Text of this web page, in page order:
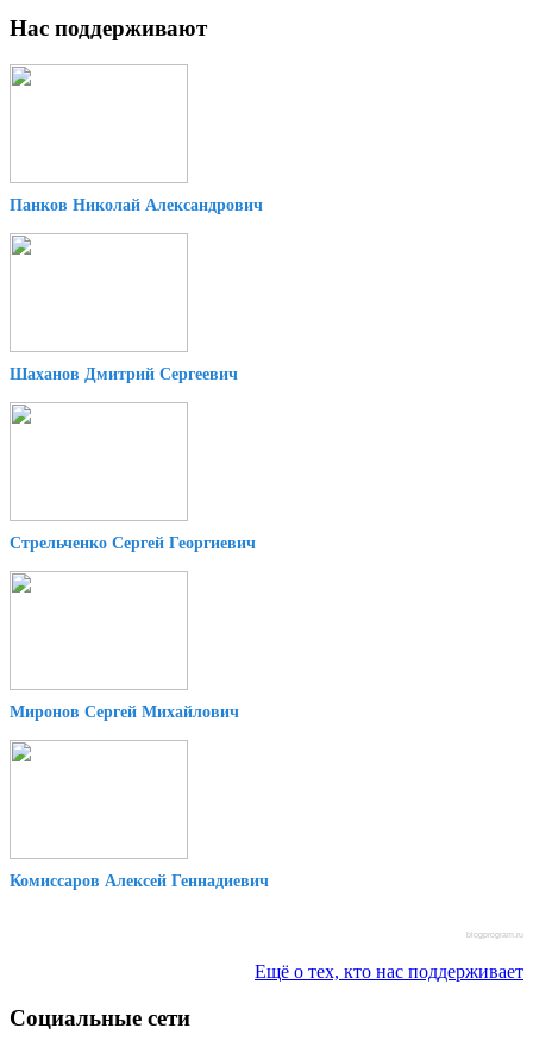
Нас поддерживают
Панков Николай Александрович
Шаханов Дмитрий Сергеевич
Стрельченко Сергей Георгиевич
Миронов Сергей Михайлович
Комиссаров Алексей Геннадиевич
blogprogram.ru
Ещё о тех, кто нас поддерживает
Социальные сети